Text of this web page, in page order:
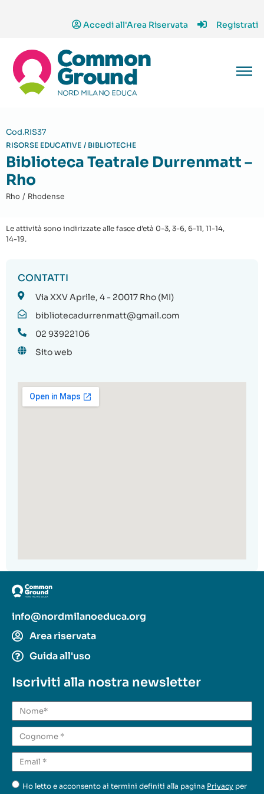
Accedi all'Area Riservata Registrati
Cod.RIS37
RISORSE EDUCATIVE / BIBLIOTECHE
Biblioteca Teatrale Durrenmatt –
Rho
Rho / Rhodense
Le attività sono indirizzate alle fasce d'età 0-3, 3-6, 6-11, 11-14,
14-19.
CONTATTI
Via XXV Aprile, 4 - 20017 Rho (MI)
bibliotecadurrenmatt@gmail.com
02 93922106
Sito web
info@nordmilanoeduca.org
Area riservata
Guida all'uso
Iscriviti alla nostra newsletter
Ho letto e acconsento ai termini definiti alla pagina Privacy per